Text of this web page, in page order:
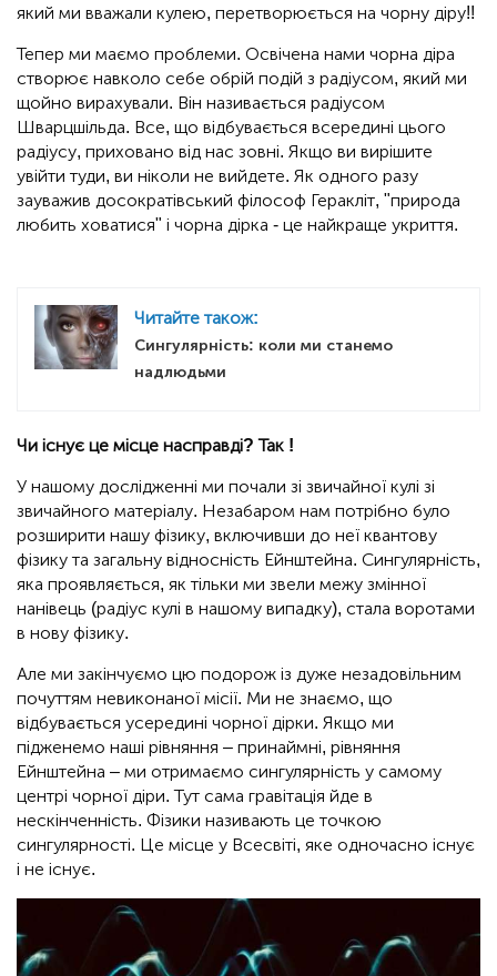
який ми вважали кулею, перетворюється на чорну діру!!
Тепер ми маємо проблеми. Освічена нами чорна діра
створює навколо себе обрій подій з радіусом, який ми
щойно вирахували. Він називається радіусом
Шварцшільда. Все, що відбувається всередині цього
радіусу, приховано від нас зовні. Якщо ви вирішите
увійти туди, ви ніколи не вийдете. Як одного разу
зауважив досократівський філософ Геракліт, "природа
любить ховатися" і чорна дірка - це найкраще укриття.
Читайте також:
Сингулярність: коли ми станемо
надлюдьми
Чи існує це місце насправді? Так !
У нашому дослідженні ми почали зі звичайної кулі зі
звичайного матеріалу. Незабаром нам потрібно було
розширити нашу фізику, включивши до неї квантову
фізику та загальну відносність Ейнштейна. Сингулярність,
яка проявляється, як тільки ми звели межу змінної
нанівець (радіус кулі в нашому випадку), стала воротами
в нову фізику.
Але ми закінчуємо цю подорож із дуже незадовільним
почуттям невиконаної місії. Ми не знаємо, що
відбувається усередині чорної дірки. Якщо ми
підженемо наші рівняння – принаймні, рівняння
Ейнштейна – ми отримаємо сингулярність у самому
центрі чорної діри. Тут сама гравітація йде в
нескінченність. Фізики називають це точкою
сингулярності. Це місце у Всесвіті, яке одночасно існує
і не існує.